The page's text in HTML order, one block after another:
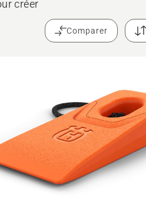
créer
Comparer